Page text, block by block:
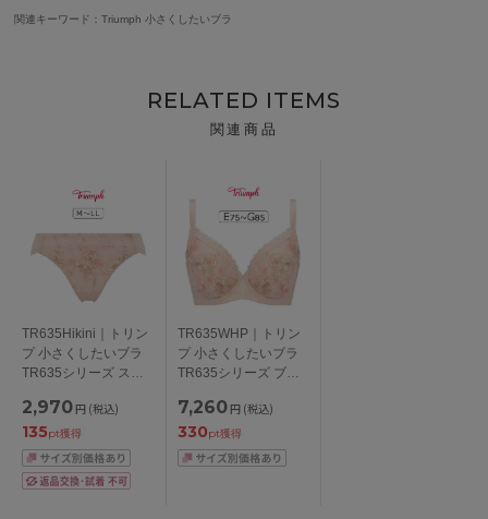
関連キーワード：Triumph 小さくしたいブラ
RELATED ITEMS
関連商品
TR635Hikini｜トリン
プ 小さくしたいブラ
TR635シリーズ スタ
M/L/LL
2,970 円 (税込)
135pt獲得
TR635WHP｜トリン
プ 小さくしたいブラ
TR635シリーズ ブラ
プ アンダー
75/80/85cm
7,260 円 (税込)
330pt獲得